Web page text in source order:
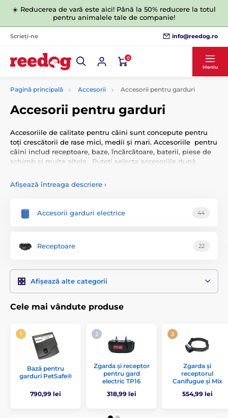
☀️ Reducerea de vară este aici! Până la 50% reducere la totul
pentru animalele tale de companie!
Scrieți-ne info@reedog.ro
0
Meniu
Pagină principală Accesorii Accesorii pentru garduri
Accesorii pentru garduri
Accesoriile de calitate pentru câini sunt concepute pentru
toți crescătorii de rase mici, medii și mari. Accesoriile pentru
câini includ receptoare, baze, încărcătoare, baterii, piese de
schimb și multe altele. Puteți selecta accesoriile după
Afișează întreaga descriere ›
Accesorii garduri electrice 44
Receptoare 22
Afișează alte categorii
Cele mai vândute produse
Bază pentru
garduri PetSafe®
790,99 lei
Zgarda și receptor
pentru gard
electric TP16
318,99 lei
Zgarda și
receptorul
Canifugue și Mix
554,99 lei